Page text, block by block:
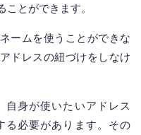
ことができます。
ームを使うことができな
ドレスの紐づけをしなけ
自身が使いたいアドレス
る必要があります。その